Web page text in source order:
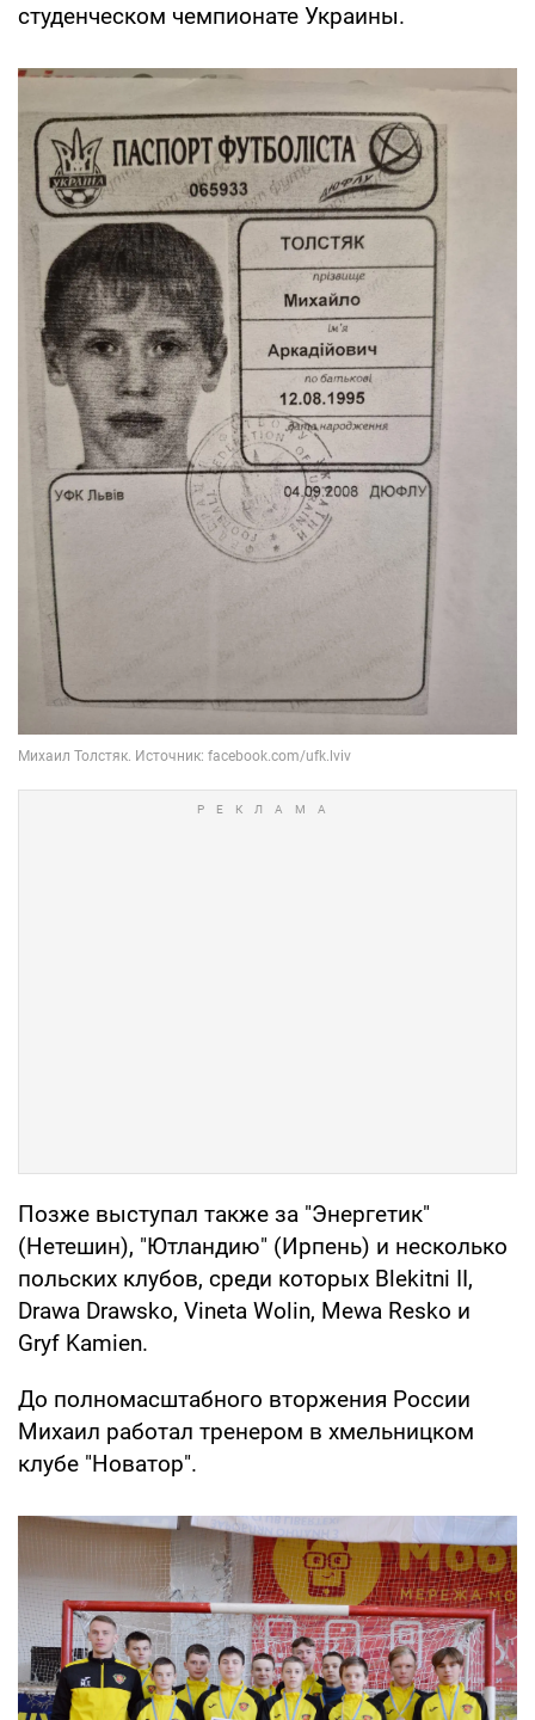
студенческом чемпионате Украины.
Позже выступал также за "Энергетик"
(Нетешин), "Ютландию" (Ирпень) и несколько
польских клубов, среди которых Blekitni II,
Drawa Drawsko, Vineta Wolin, Mewa Resko и
Gryf Kamien.
До полномасштабного вторжения России
Михаил работал тренером в хмельницком
клубе "Новатор".